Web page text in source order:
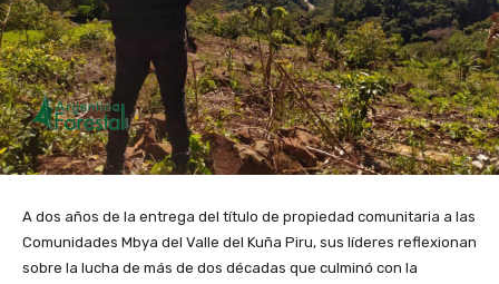
A dos años de la entrega del título de propiedad comunitaria a las
Comunidades Mbya del Valle del Kuña Piru, sus líderes reflexionan
sobre la lucha de más de dos décadas que culminó con la